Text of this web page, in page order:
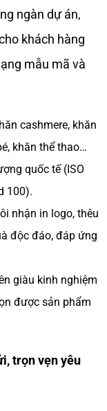
ngàn dự án,
khách hàng
mẫu mã và
cashmere, khăn
khăn thể thao…
quốc tế (ISO
100).
nhận in logo, thêu
độc đáo, đáp ứng
giàu kinh nghiệm
được sản phẩm
trọn vẹn yêu